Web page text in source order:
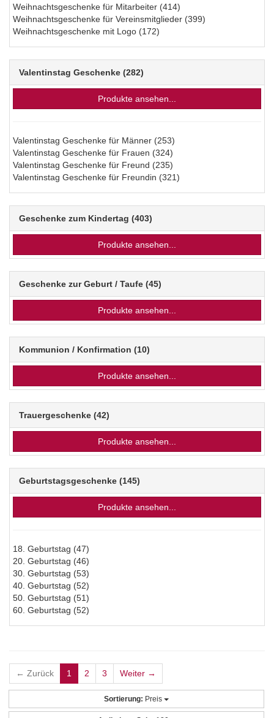
Weihnachtsgeschenke für Mitarbeiter (414)
Weihnachtsgeschenke für Vereinsmitglieder (399)
Weihnachtsgeschenke mit Logo (172)
Valentinstag Geschenke (282)
Produkte ansehen...
Valentinstag Geschenke für Männer (253)
Valentinstag Geschenke für Frauen (324)
Valentinstag Geschenke für Freund (235)
Valentinstag Geschenke für Freundin (321)
Geschenke zum Kindertag (403)
Produkte ansehen...
Geschenke zur Geburt / Taufe (45)
Produkte ansehen...
Kommunion / Konfirmation (10)
Produkte ansehen...
Trauergeschenke (42)
Produkte ansehen...
Geburtstagsgeschenke (145)
Produkte ansehen...
18. Geburtstag (47)
20. Geburtstag (46)
30. Geburtstag (53)
40. Geburtstag (52)
50. Geburtstag (51)
60. Geburtstag (52)
← Zurück 1 2 3 Weiter →
Sortierung: Preis